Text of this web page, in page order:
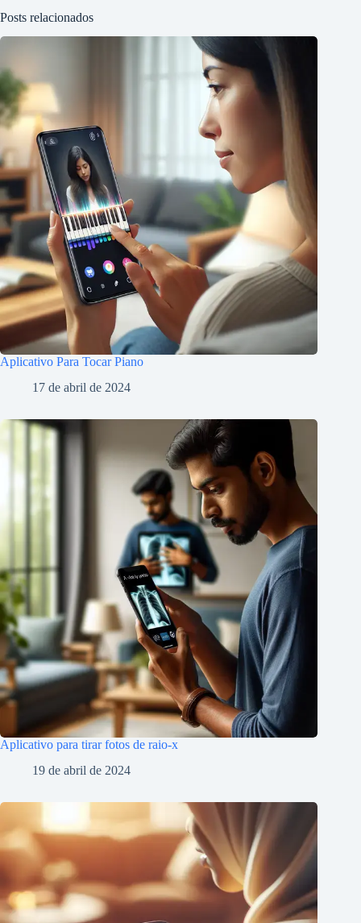
Posts relacionados
Aplicativo Para Tocar Piano
17 de abril de 2024
Aplicativo para tirar fotos de raio-x
19 de abril de 2024